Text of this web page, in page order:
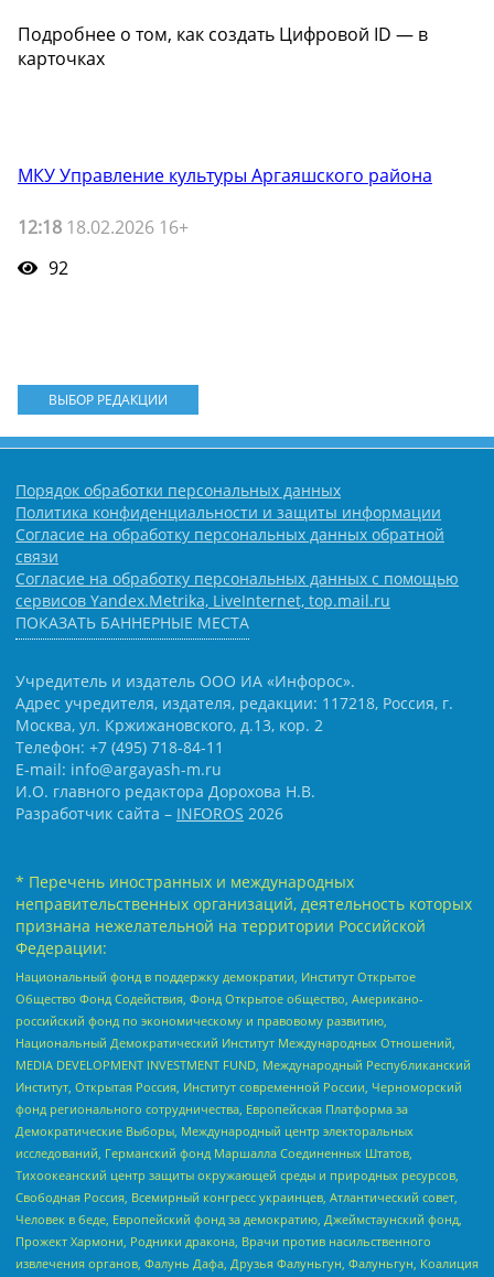
Подробнее о том, как создать Цифровой ID — в
карточках
МКУ Управление культуры Аргаяшского района
12:18 18.02.2026 16+
92
ВЫБОР РЕДАКЦИИ
Порядок обработки персональных данных
Политика конфиденциальности и защиты информации
Согласие на обработку персональных данных обратной
связи
Согласие на обработку персональных данных с помощью
сервисов Yandex.Metrika, LiveInternet, top.mail.ru
ПОКАЗАТЬ БАННЕРНЫЕ МЕСТА
Учредитель и издатель ООО ИА «Инфорос».
Адрес учредителя, издателя, редакции: 117218, Россия, г.
Москва, ул. Кржижановского, д.13, кор. 2
Телефон: +7 (495) 718-84-11
E-mail: info@argayash-m.ru
И.О. главного редактора Дорохова Н.В.
Разработчик сайта – INFOROS 2026
* Перечень иностранных и международных
неправительственных организаций, деятельность которых
признана нежелательной на территории Российской
Федерации:
Национальный фонд в поддержку демократии, Институт Открытое
Общество Фонд Содействия, Фонд Открытое общество, Американо-
российский фонд по экономическому и правовому развитию,
Национальный Демократический Институт Международных Отношений,
MEDIA DEVELOPMENT INVESTMENT FUND, Международный Республиканский
Институт, Открытая Россия, Институт современной России, Черноморский
фонд регионального сотрудничества, Европейская Платформа за
Демократические Выборы, Международный центр электоральных
исследований, Германский фонд Маршалла Соединенных Штатов,
Тихоокеанский центр защиты окружающей среды и природных ресурсов,
Свободная Россия, Всемирный конгресс украинцев, Атлантический совет,
Человек в беде, Европейский фонд за демократию, Джеймстаунский фонд,
Прожект Хармони, Родники дракона, Врачи против насильственного
извлечения органов, Фалунь Дафа, Друзья Фалуньгун, Фалуньгун, Коалиция